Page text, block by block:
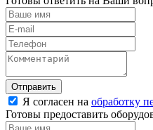
Отправить
Я согласен на обработку
Готовы предоставить